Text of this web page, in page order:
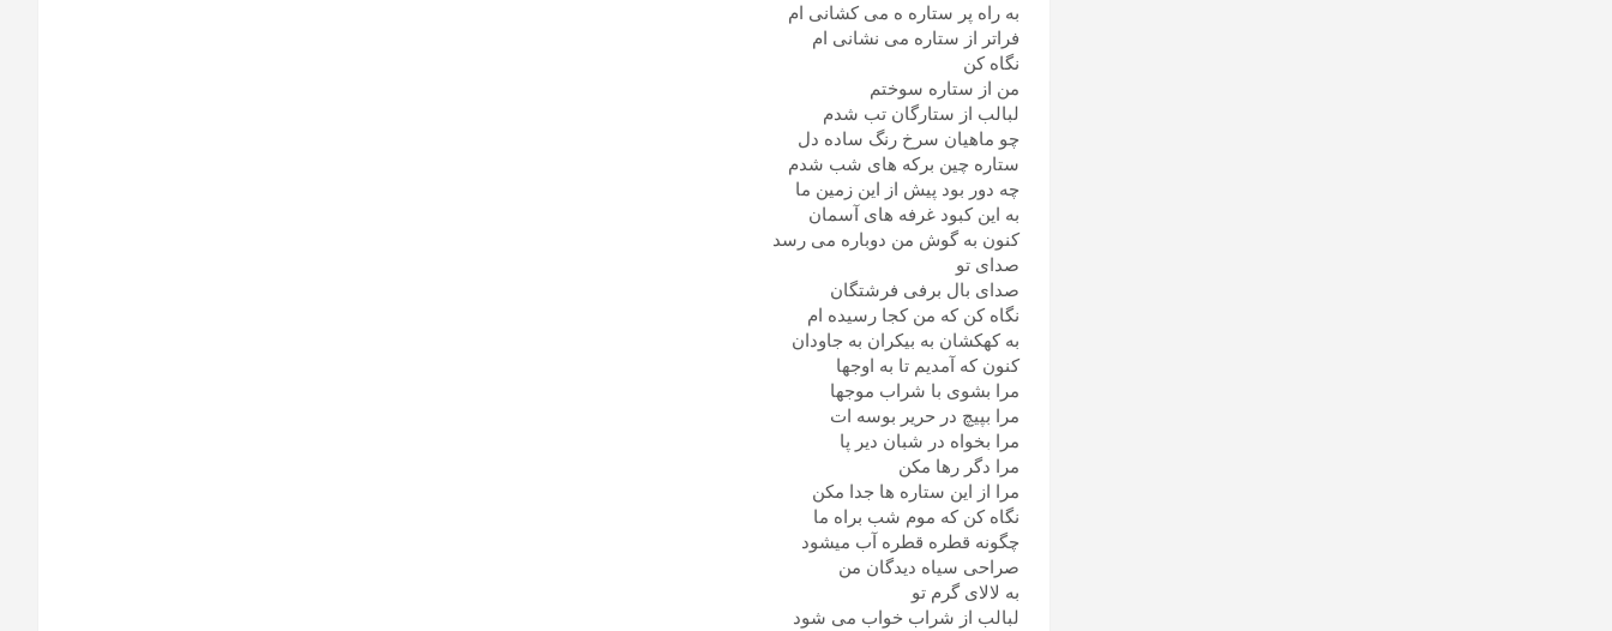
به راه پر ستاره ه می کشانی ام
فراتر از ستاره می نشانی ام
نگاه کن
من از ستاره سوختم
لبالب از ستارگان تب شدم
چو ماهیان سرخ رنگ ساده دل
ستاره چین برکه های شب شدم
چه دور بود پیش از این زمین ما
به این کبود غرفه های آسمان
کنون به گوش من دوباره می رسد
صدای تو
صدای بال برفی فرشتگان
نگاه کن که من کجا رسیده ام
به کهکشان به بیکران به جاودان
کنون که آمدیم تا به اوجها
مرا بشوی با شراب موجها
مرا بپیچ در حریر بوسه ات
مرا بخواه در شبان دیر پا
مرا دگر رها مکن
مرا از این ستاره ها جدا مکن
نگاه کن که موم شب براه ما
چگونه قطره قطره آب میشود
صراحی سیاه دیدگان من
به لالای گرم تو
لبالب از شراب خواب می شود